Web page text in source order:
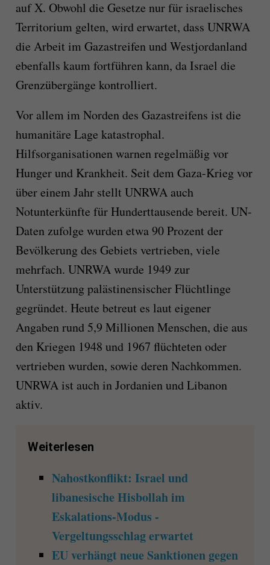
auf X. Obwohl die Gesetze nur für israelisches
Territorium gelten, wird erwartet, dass UNRWA
die Arbeit im Gazastreifen und Westjordanland
ebenfalls kaum fortführen kann, da Israel die
Grenzübergänge kontrolliert.
Vor allem im Norden des Gazastreifens ist die
humanitäre Lage katastrophal.
Hilfsorganisationen warnen regelmäßig vor
Hunger und Krankheit. Seit dem Gaza-Krieg vor
über einem Jahr stellt UNRWA auch
Notunterkünfte für Hunderttausende bereit. UN-
Daten zufolge wurden etwa 90 Prozent der
Bevölkerung des Gebiets vertrieben, viele
mehrfach. UNRWA wurde 1949 zur
Unterstützung palästinensischer Flüchtlinge
gegründet. Heute betreut es laut eigener
Angaben rund 5,9 Millionen Menschen, die aus
den Kriegen 1948 und 1967 flüchteten oder
vertrieben wurden, sowie deren Nachkommen.
UNRWA ist auch in Jordanien und Libanon
aktiv.
Weiterlesen
Nahostkonflikt: Israel und
libanesische Hisbollah im
Eskalations-Modus -
Vergeltungsschlag erwartet
EU verhängt neue Sanktionen gegen